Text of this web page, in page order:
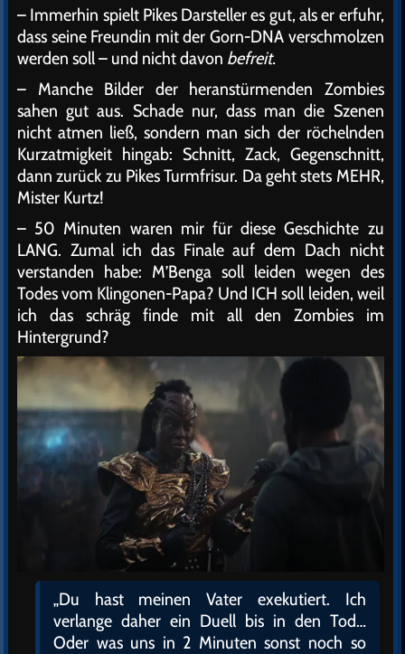
– Immerhin spielt Pikes Darsteller es gut, als er erfuhr,
dass seine Freundin mit der Gorn-DNA verschmolzen
werden soll – und nicht davon befreit.
– Manche Bilder der heranstürmenden Zombies
sahen gut aus. Schade nur, dass man die Szenen
nicht atmen ließ, sondern man sich der röchelnden
Kurzatmigkeit hingab: Schnitt, Zack, Gegenschnitt,
dann zurück zu Pikes Turmfrisur. Da geht stets MEHR,
Mister Kurtz!
– 50 Minuten waren mir für diese Geschichte zu
LANG. Zumal ich das Finale auf dem Dach nicht
verstanden habe: M’Benga soll leiden wegen des
Todes vom Klingonen-Papa? Und ICH soll leiden, weil
ich das schräg finde mit all den Zombies im
Hintergrund?
„Du hast meinen Vater exekutiert. Ich
verlange daher ein Duell bis in den Tod…
Oder was uns in 2 Minuten sonst noch so